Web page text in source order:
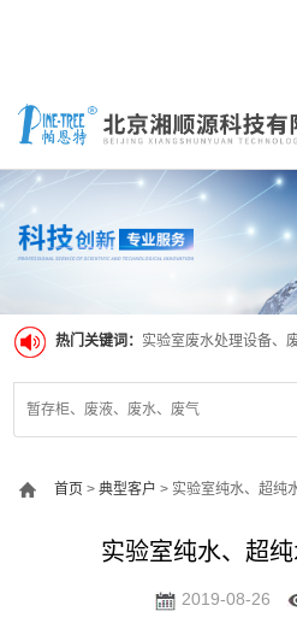
热门关键词： 实验室废水处理设备、废液
首页 >典型客户 > 实验室纯水、超纯
实验室纯水、超
2019-08-26